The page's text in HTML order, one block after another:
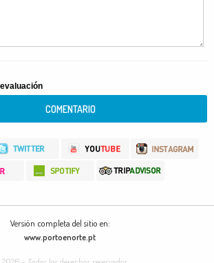
Versión completa del sitio en:
www.portoenorte.pt